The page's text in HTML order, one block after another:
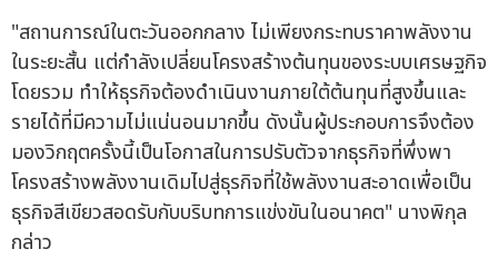
"สถานการณ์ในตะวันออกกลาง ไม่เพียงกระทบราคาพลังงาน
ในระยะสั้น แต่กำลังเปลี่ยนโครงสร้างต้นทุนของระบบเศรษฐกิจ
โดยรวม ทำให้ธุรกิจต้องดำเนินงานภายใต้ต้นทุนที่สูงขึ้นและ
รายได้ที่มีความไม่แน่นอนมากขึ้น ดังนั้นผู้ประกอบการจึงต้อง
มองวิกฤตครั้งนี้เป็นโอกาสในการปรับตัวจากธุรกิจที่พึ่งพา
โครงสร้างพลังงานเดิมไปสู่ธุรกิจที่ใช้พลังงานสะอาดเพื่อเป็น
ธุรกิจสีเขียวสอดรับกับบริบทการแข่งขันในอนาคต" นางพิกุล
กล่าว